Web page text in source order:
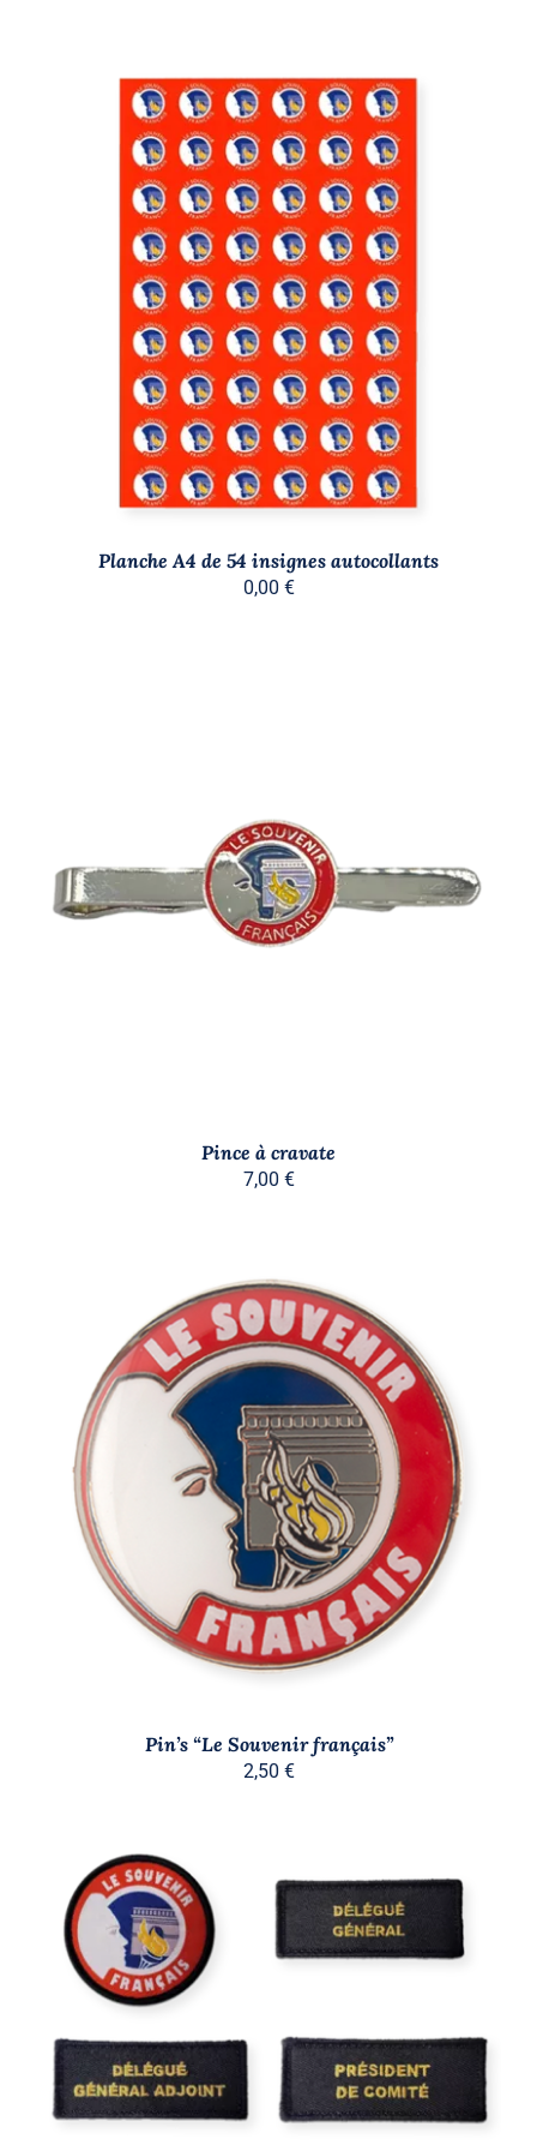
DÉTAILS
Planche A4 de 54 insignes autocollants
0,00 €
AJOUTER AU PANIER
/
DÉTAILS
Pince à cravate
7,00 €
AJOUTER AU PANIER
DÉTAILS
Pin’s “Le Souvenir français”
2,50 €
CHOIX DES OPTIONS
CE
PRODUIT
A
PLUSIEURS
/
DÉTAILS